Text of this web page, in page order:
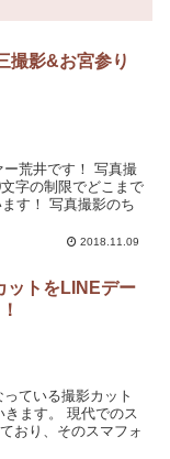
撮影&お宮参り
荒井です！ 写真撮
字の制限でどこまで
す！ 写真撮影のち
2018.11.09
ットをLINEデー
ている撮影カット
ます。 現代でのス
おり、そのスマフォ